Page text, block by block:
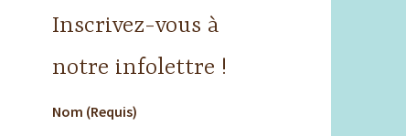
Inscrivez-vous à
notre infolettre !
Nom (Requis)